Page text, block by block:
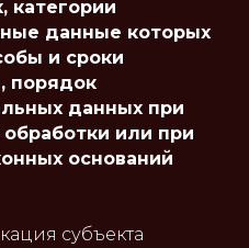
категории
данные которых
и сроки
порядок
данных при
или при
оснований
субъекта